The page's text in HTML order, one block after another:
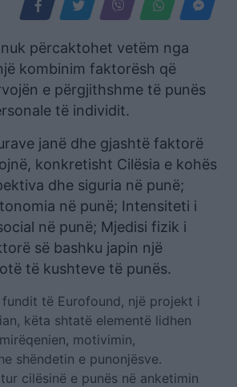
nuk përcaktohet vetëm nga
kombinim faktorësh që
e përgjithshme të punës
të individit.
janë dhe gjashtë faktorë
konkretisht Cilësia e kohës
dhe siguria në punë;
në punë; Intensiteti i
në punë; Mjedisi fizik i
së bashku japin një
të kushteve të punës.
të Eurofound, një projekt i
këta shtatë elementë lidhen
motivimin,
shëndetin e punonjësve.
cilësinë e punës në anketimin